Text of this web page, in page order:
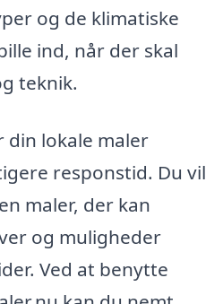
og de klimatiske
ind, når der skal
teknik.
din lokale maler
responstid. Du vil
maler, der kan
og muligheder
Ved at benytte